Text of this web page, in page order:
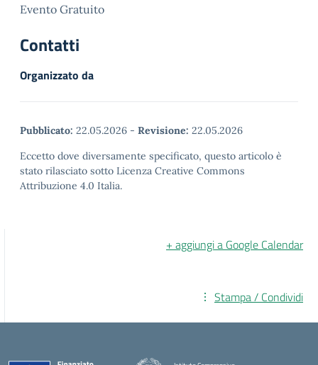
Evento Gratuito
Contatti
Organizzato da
Pubblicato: 22.05.2026 - Revisione: 22.05.2026
Eccetto dove diversamente specificato, questo articolo è
stato rilasciato sotto Licenza Creative Commons
Attribuzione 4.0 Italia.
+ aggiungi a Google Calendar
Stampa / Condividi